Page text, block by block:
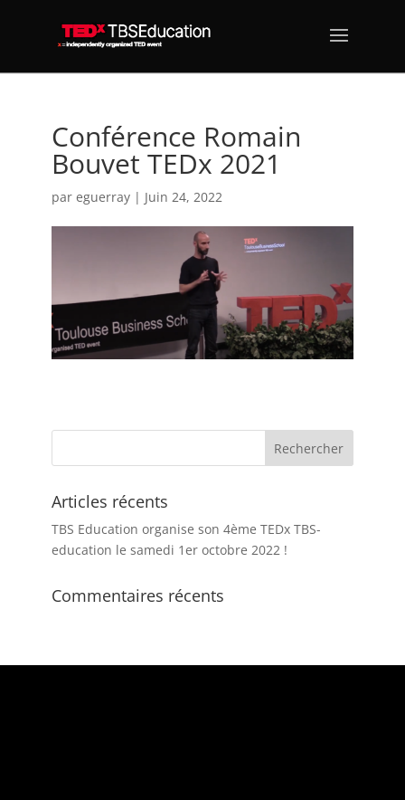
Conférence Romain
Bouvet TEDx 2021
par eguerray| Juin 24, 2022
Articles récents
TBS Education organise son 4ème TEDx TBS-
education le samedi 1er octobre 2022 !
Commentaires récents